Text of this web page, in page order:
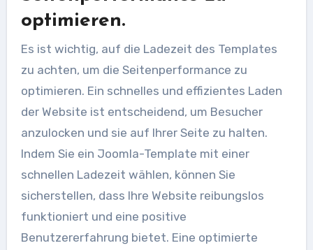
optimieren.
Es ist wichtig, auf die Ladezeit des Templates
zu achten, um die Seitenperformance zu
optimieren. Ein schnelles und effizientes Laden
der Website ist entscheidend, um Besucher
anzulocken und sie auf Ihrer Seite zu halten.
Indem Sie ein Joomla-Template mit einer
schnellen Ladezeit wählen, können Sie
sicherstellen, dass Ihre Website reibungslos
funktioniert und eine positive
Benutzererfahrung bietet. Eine optimierte